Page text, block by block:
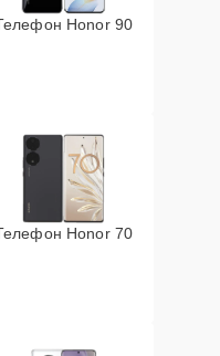
Honor 90
Honor 70